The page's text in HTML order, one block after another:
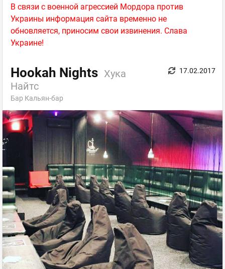
В связи с военной агрессией Мордора против
Украины информация сайта временно не
обновляется, приносим свои извинения. Слава
Украине!
Hookah Nights Хука
Найтс
Бар Кальян-бар
17.02.2017